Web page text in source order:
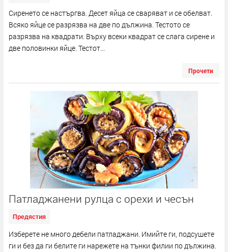
Сиренето се настъргва. Десет яйца се сваряват и се обелват.
Всяко яйце се разрязва на две по дължина. Тестото се
разрязва на квадрати. Върху всеки квадрат се слага сирене и
две половинки яйце. Тестот...
Прочети
Патладжанени рулца с орехи и чесън
Предястия
Изберете не много дебели патладжани. Имийте ги, подсушете
ги и без да ги белите ги нарежете на тънки филии по дължина.